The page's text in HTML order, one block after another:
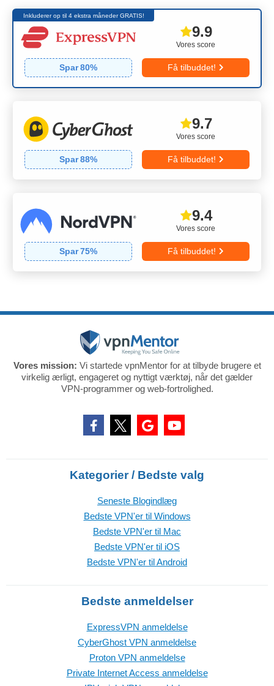
Inkluderer op til 4 ekstra måneder GRATIS!
Vores score
9.9
Spar80% Få tilbuddet!
Vores score
9.7
Spar88% Få tilbuddet!
Vores score
9.4
Spar75% Få tilbuddet!
Vores mission: Vi startede vpnMentor for at tilbyde brugere et
virkelig ærligt, engageret og nyttigt værktøj, når det gælder
VPN-programmer og web-fortrolighed.
Kategorier / Bedste valg
Seneste Blogindlæg
Bedste VPN'er til Windows
Bedste VPN'er til Mac
Bedste VPN'er til iOS
Bedste VPN'er til Android
Bedste anmeldelser
ExpressVPN anmeldelse
CyberGhost VPN anmeldelse
Proton VPN anmeldelse
Private Internet Access anmeldelse